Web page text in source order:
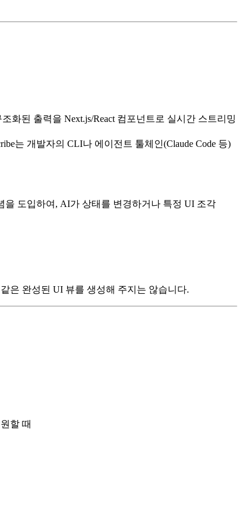
화된 출력을 Next.js/React 컴포넌트로 실시간 스트리밍
는 개발자의 CLI나 에이전트 툴체인(Claude Code 등)
을 도입하여, AI가 상태를 변경하거나 특정 UI 조각
은 완성된 UI 뷰를 생성해 주지는 않습니다.
할 때